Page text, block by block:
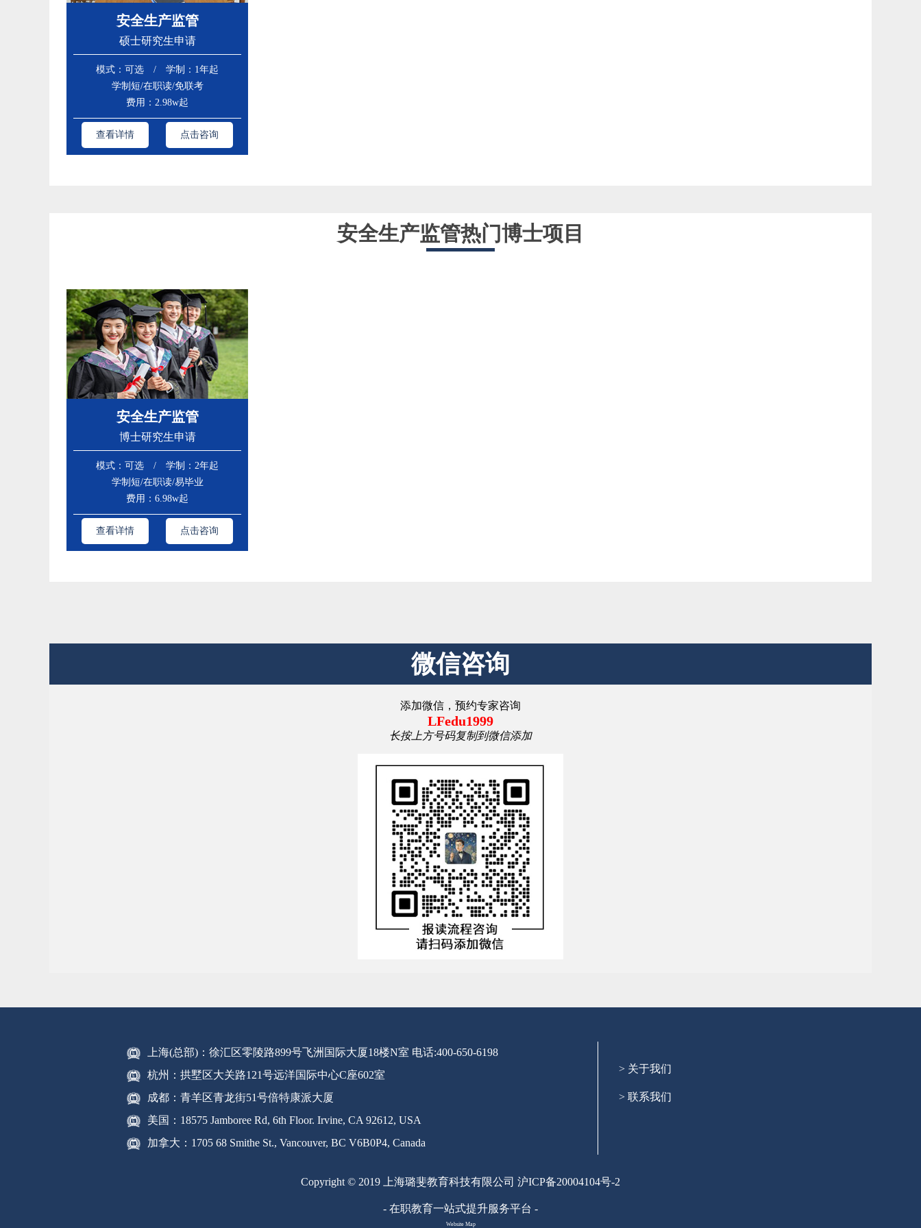
安全生产监管
硕士研究生申请
模式：可选 / 学制：1年起
学制短/在职读/免联考
费用：2.98w起
查看详情 点击咨询
安全生产监管热门博士项目
安全生产监管
博士研究生申请
模式：可选 / 学制：2年起
学制短/在职读/易毕业
费用：6.98w起
查看详情 点击咨询
微信咨询
添加微信，预约专家咨询
LFedu1999
长按上方号码复制到微信添加
上海(总部)：徐汇区零陵路899号飞洲国际大厦18楼N室 电话:400-650-6198
杭州：拱墅区大关路121号远洋国际中心C座602室
成都：青羊区青龙街51号倍特康派大厦
美国：18575 Jamboree Rd, 6th Floor. Irvine, CA 92612, USA
加拿大：1705 68 Smithe St., Vancouver, BC V6B0P4, Canada
> 关于我们
> 联系我们
Copyright © 2019 上海璐斐教育科技有限公司 沪ICP备20004104号-2
- 在职教育一站式提升服务平台 -
Website Map